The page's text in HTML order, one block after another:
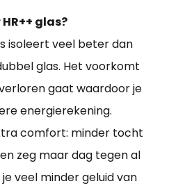
glas?
isoleert veel beter dan
glas. Het voorkomt
gaat waardoor je
energierekening.
comfort: minder tocht
zeg maar dag tegen al
veel minder geluid van